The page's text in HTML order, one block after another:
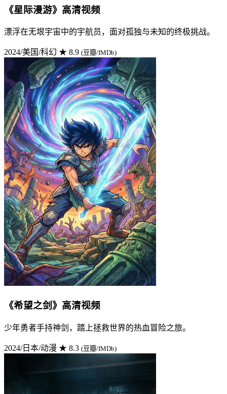
《星际漫游》高清视频
漂浮在无垠宇宙中的宇航员，面对孤独与未知的终极挑战。
2024/美国/科幻 ★ 8.9 (豆瓣/IMDb)
《希望之剑》高清视频
少年勇者手持神剑，踏上拯救世界的热血冒险之旅。
2024/日本/动漫 ★ 8.3 (豆瓣/IMDb)